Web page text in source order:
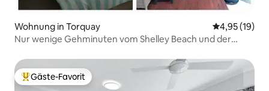
Wohnung in Torquay
4,95 (19)
Nur wenige Gehminuten vom Shelley Beach und der
Beliebter Gäste-Favorit.
Gäste-Favorit